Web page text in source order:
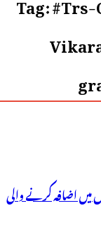
میں اضافہ کرنے والی